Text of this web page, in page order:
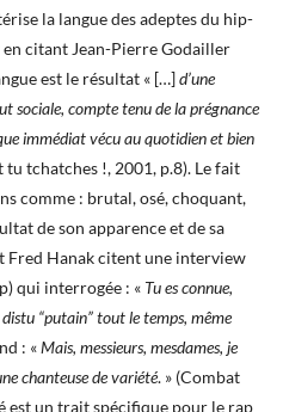
la langue des adeptes du hip-
citant Jean-Pierre Godailler
est le résultat « […]d’une
sociale, compte tenu de la prégnance
immédiat vécu au quotidien et bien
tu tchatches !, 2001, p.8). Le fait
comme : brutal, osé, choquant,
de son apparence et de sa
Fred Hanak citent une interview
qui interrogée : « Tu es connue,
“putain” tout le temps, même
: «Mais, messieurs, mesdames, je
chanteuse de variété. » (Combat
est un trait spécifique pour le rap